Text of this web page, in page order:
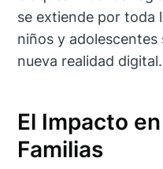
se extiende por toda
niños y adolescentes
nueva realidad digital.
El Impacto
Familias